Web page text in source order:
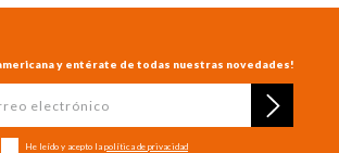
y entérate de todas nuestras novedades!
He leído y acepto la política de privacidad